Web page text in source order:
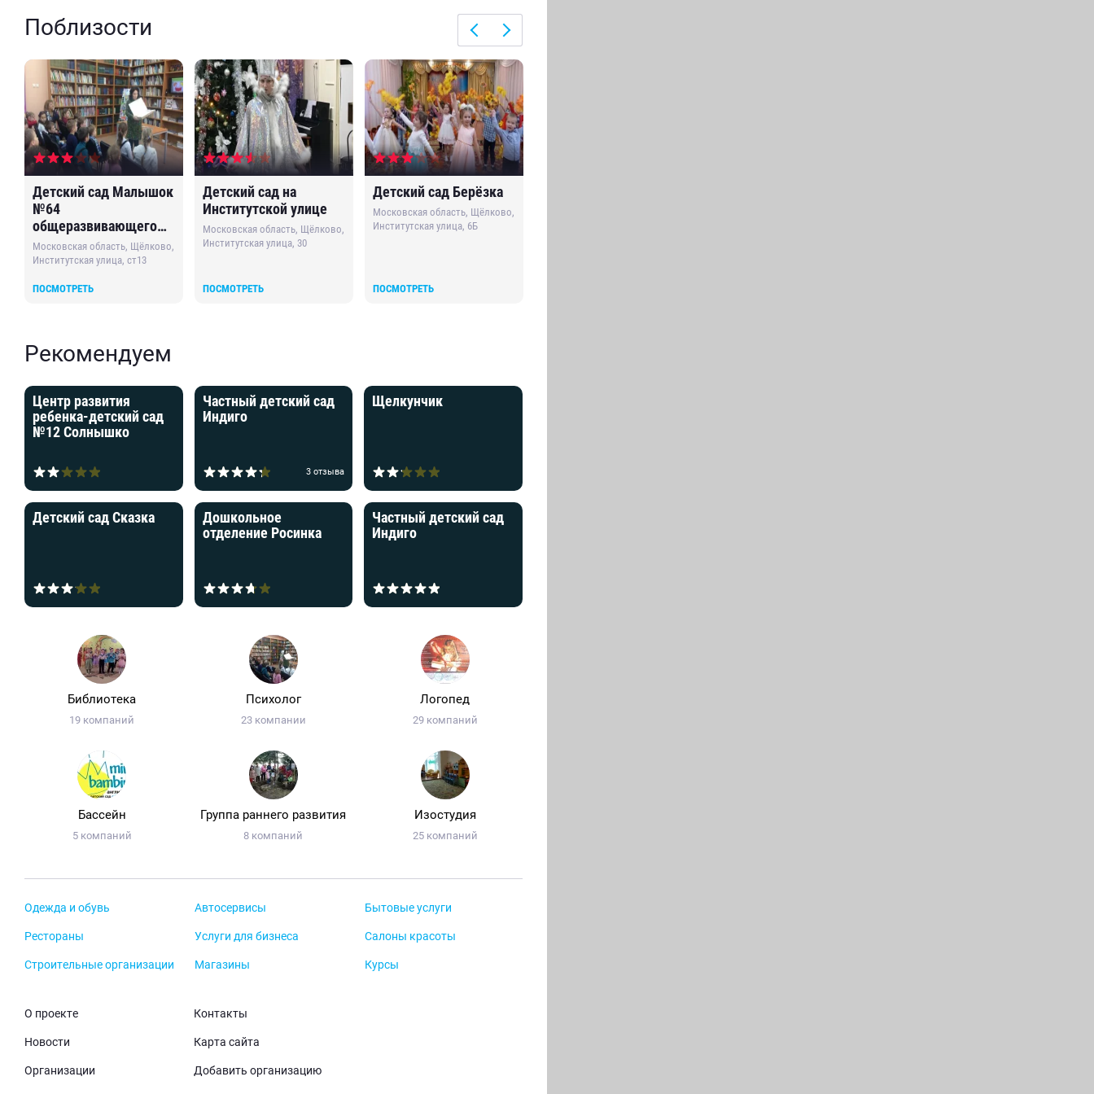
Поблизости
Детский сад Малышок
№64
общеразвивающего
вида
Московская область, Щёлково,
Институтская улица, ст13
ПОСМОТРЕТЬ
Детский сад на
Институтской улице
Московская область, Щёлково,
Институтская улица, 30
ПОСМОТРЕТЬ
Детский сад Берёзка
Московская область, Щёлково,
Институтская улица, 6Б
ПОСМОТРЕТЬ
Рекомендуем
Центр развития
ребенка-детский сад
№12 Солнышко
Частный детский сад
Индиго
3 отзыва
Щелкунчик
Детский сад Сказка
Дошкольное
отделение Росинка
Частный детский сад
Индиго
Библиотека
19 компаний
Психолог
23 компании
Логопед
29 компаний
Бассейн
5 компаний
Группа раннего развития
8 компаний
Изостудия
25 компаний
Одежда и обувь
Рестораны
Строительные организации
Автосервисы
Услуги для бизнеса
Магазины
Бытовые услуги
Салоны красоты
Курсы
О проекте
Новости
Организации
Контакты
Карта сайта
Добавить организацию